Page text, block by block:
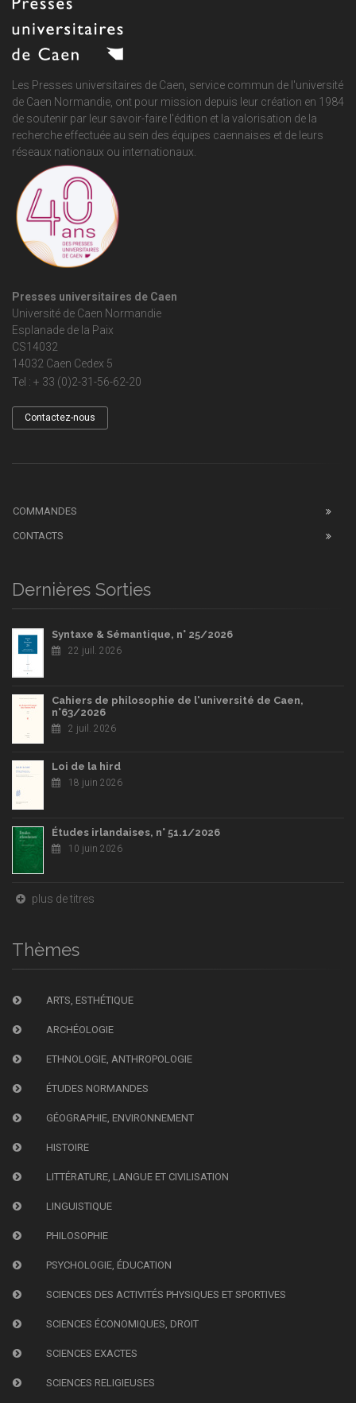
Les Presses universitaires de Caen, service commun de l'université
de Caen Normandie , ont pour mission depuis leur création en 1984
de soutenir par leur savoir-faire l'édition et la valorisation de la
recherche effectuée au sein des équipes caennaises et de leurs
réseaux nationaux ou internationaux.
Presses universitaires de Caen
Université de Caen Normandie
Esplanade de la Paix
CS14032
14032 Caen Cedex 5
Tel : + 33 (0)2-31-56-62-20
Contactez-nous
COMMANDES
CONTACTS
Dernières Sorties
Syntaxe & Sémantique, n° 25/2026
22 juil. 2026
Cahiers de philosophie de l'université de Caen,
n°63/2026
2 juil. 2026
Loi de la hird
18 juin 2026
Études irlandaises, n° 51.1/2026
10 juin 2026
plus de titres
Thèmes
ARTS, ESTHÉTIQUE
ARCHÉOLOGIE
ETHNOLOGIE, ANTHROPOLOGIE
ÉTUDES NORMANDES
GÉOGRAPHIE, ENVIRONNEMENT
HISTOIRE
LITTÉRATURE, LANGUE ET CIVILISATION
LINGUISTIQUE
PHILOSOPHIE
PSYCHOLOGIE, ÉDUCATION
SCIENCES DES ACTIVITÉS PHYSIQUES ET SPORTIVES
SCIENCES ÉCONOMIQUES, DROIT
SCIENCES EXACTES
SCIENCES RELIGIEUSES